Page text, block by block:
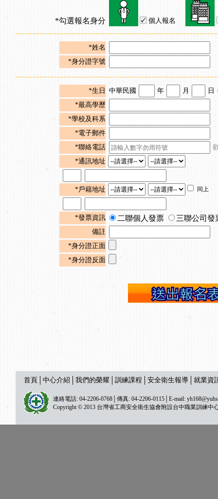
*勾選報名身分 個人報名
*姓名
*身分證字號
*生日 中華民國 年 月 日
*最高學歷
*學校及科系
*電子郵件
*聯絡電話
*通訊地址
*戶籍地址 同上
*發票資訊 二聯個人發票 三聯公司發
備註
*身分證正面
*身分證反面
首頁 中心介紹 我們的榮耀 訓練課程 安全衛生報導 就業資
連絡電話: 04-2206-0768│傳真: 04-2206-0115│E-mail:
Copyright © 2013 台灣省工商安全衛生協會附設台中職業訓練中